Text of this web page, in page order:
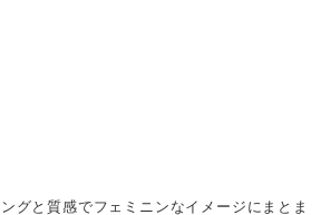
グと質感でフェミニンなイメージにまとま